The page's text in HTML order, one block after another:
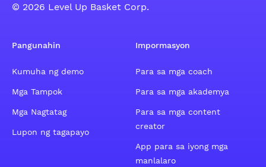
© 2026 Level Up Basket Corp.
Pangunahin
Kumuha ng demo
Mga Tampok
Mga Nagtatag
Lupon ng tagapayo
Impormasyon
Para sa mga coach
Para sa mga akademya
Para sa mga content
creator
App para sa iyong mga
manlalaro